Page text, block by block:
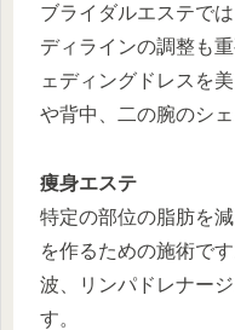
ブライダルエステで
ディラインの調整も
ェディングドレスを
や背中、二の腕のシ
痩身エステ
特定の部位の脂肪を
を作るための施術で
波、リンパドレナー
す。